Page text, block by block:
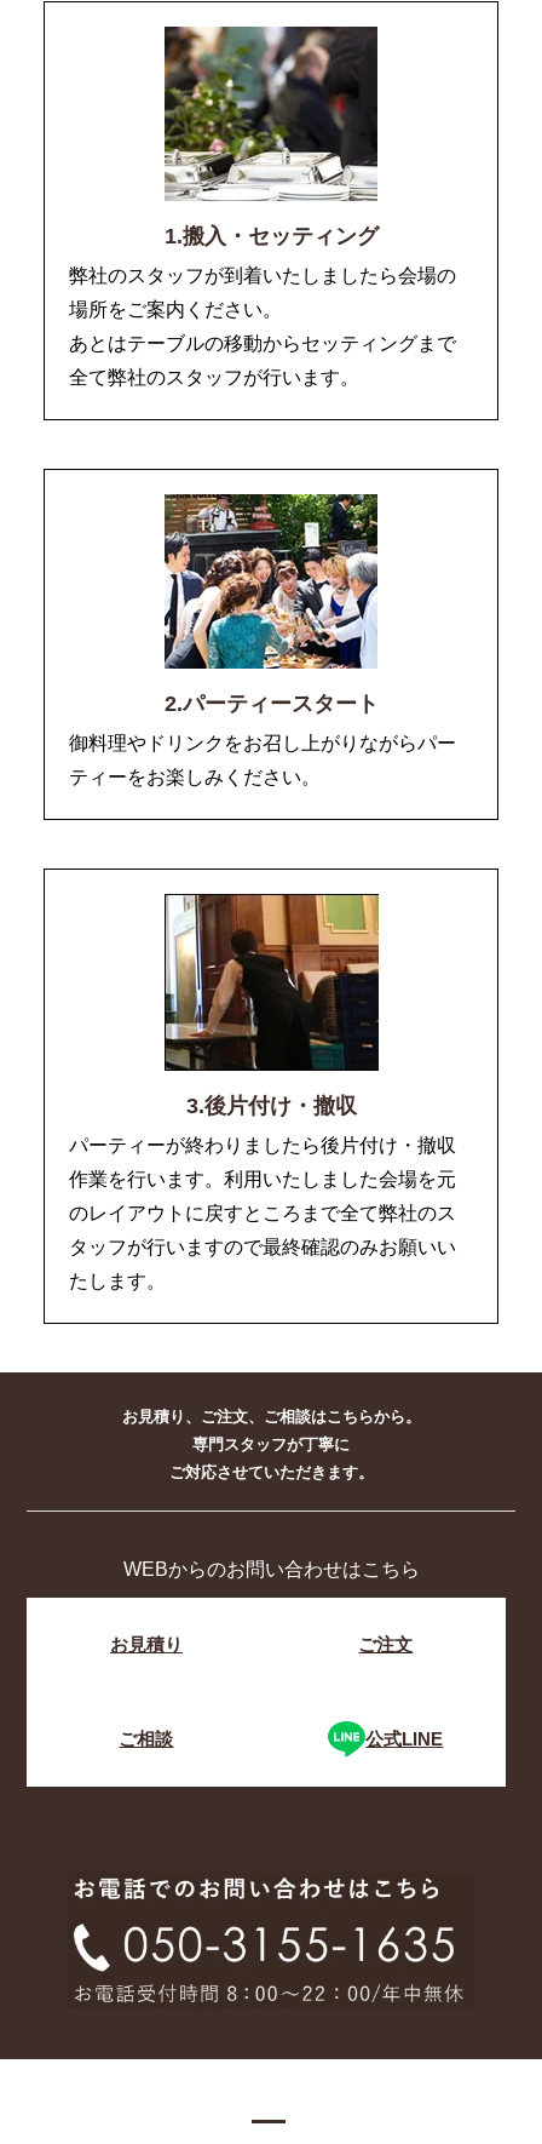
1.搬入・セッティング
弊社のスタッフが到着いたしましたら会場の
場所をご案内ください。
あとはテーブルの移動からセッティングまで
全て弊社のスタッフが行います。
2.パーティースタート
御料理やドリンクをお召し上がりながらパー
ティーをお楽しみください。
3.後片付け・撤収
パーティーが終わりましたら後片付け・撤収
作業を行います。利用いたしました会場を元
のレイアウトに戻すところまで全て弊社のス
タッフが行いますので最終確認のみお願いい
たします。
お見積り、ご注文、ご相談はこちらから。
専門スタッフが丁寧に
ご対応させていただきます。
WEBからのお問い合わせはこちら
お見積り ご注文
ご相談 公式LINE